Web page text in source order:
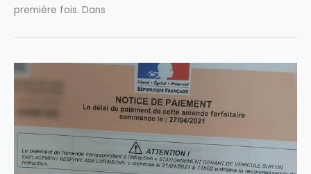
première fois. Dans